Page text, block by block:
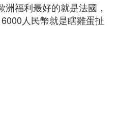
福利最好的就是法國，
人民幣就是瞎雞蛋扯